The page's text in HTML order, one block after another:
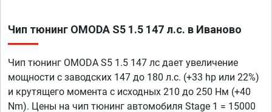
Чип тюнинг OMODA S5 1.5 147 л.с. в Иваново
Чип тюнинг OMODA S5 1.5 147 лс дает увеличение
мощности с заводских 147 до 180 л.с. (+33 hp или 22%)
и крутящего момента с исходных 210 до 250 Нм (+40
Nm). Цены на чип тюнинг автомобиля Stage 1 = 15000